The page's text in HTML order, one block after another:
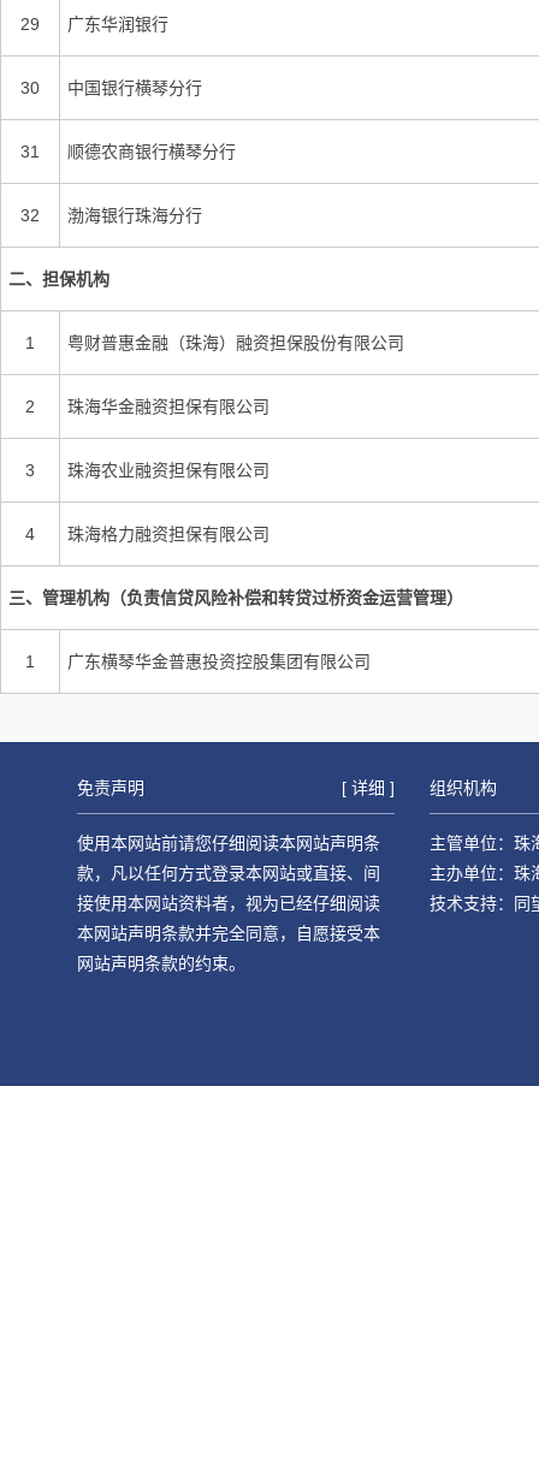
29 广东华润银行
30 中国银行横琴分行
31 顺德农商银行横琴分行
32 渤海银行珠海分行
二、担保机构
1 粤财普惠金融（珠海）融资担保股份有限公司
2 珠海华金融资担保有限公司
3 珠海农业融资担保有限公司
4 珠海格力融资担保有限公司
三、管理机构（负责信贷风险补偿和转贷过桥资金运营管理）
1 广东横琴华金普惠投资控股集团有限公司
[ 详细 ]
免责声明
使用本网站前请您仔细阅读本网站声明条
款，凡以任何方式登录本网站或直接、间
接使用本网站资料者，视为已经仔细阅读
本网站声明条款并完全同意，自愿接受本
网站声明条款的约束。
组织机构
主管单位：珠
主办单位：珠
技术支持：同